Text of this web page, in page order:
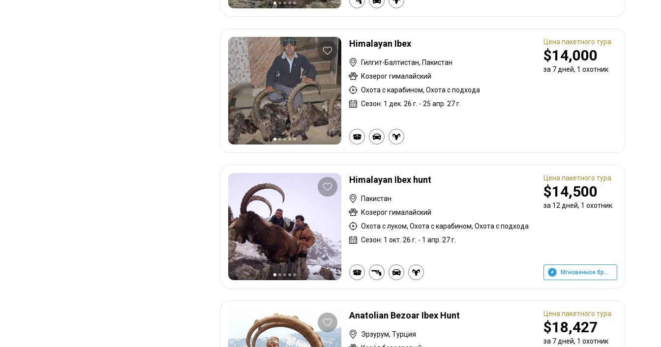
Himalayan Ibex
Гилгит-Балтистан, Пакистан
Козерог гималайский
Охота с карабином, Охота с подхода
Сезон: 1 дек. 26 г. - 25 апр. 27 г.
Цена пакетного тура
$14,000
за 7 дней, 1 охотник
Himalayan Ibex hunt
Пакистан
Козерог гималайский
Охота с луком, Охота с карабином, Охота с подхода
Сезон: 1 окт. 26 г. - 1 апр. 27 г.
Цена пакетного тура
$14,500
за 12 дней, 1 охотник
Мгновенное бронирование
Anatolian Bezoar Ibex Hunt
Эрзурум, Турция
Цена пакетного тура
$18,427
за 7 дней, 1 охотник